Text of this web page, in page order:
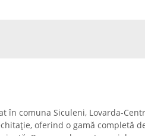
în comuna Siculeni, Lovarda-
oferind o gamă completă